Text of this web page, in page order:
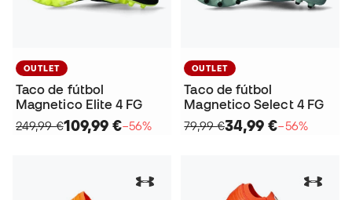
OUTLET
Taco de fútbol
Magnetico Elite 4 FG
249,99 €109,99 €−56%
OUTLET
Taco de fútbol
Magnetico Select 4 FG
79,99 €34,99 €−56%